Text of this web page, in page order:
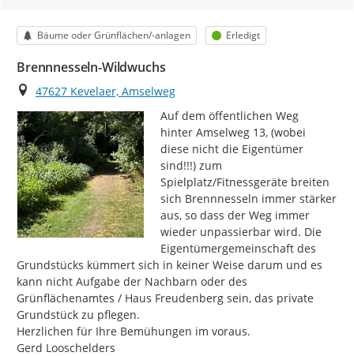
Kategorie
Bäume oder Grünflächen/-anlagen Status
Erledigt
Brennnesseln-Wildwuchs
Ort
47627 Kevelaer, Amselweg
Auf dem öffentlichen Weg
hinter Amselweg 13, (wobei
diese nicht die Eigentümer
sind!!!) zum
Spielplatz/Fitnessgeräte breiten
sich Brennnesseln immer stärker
aus, so dass der Weg immer
wieder unpassierbar wird. Die
Eigentümergemeinschaft des
Grundstücks kümmert sich in keiner Weise darum und es
kann nicht Aufgabe der Nachbarn oder des
Grünflächenamtes / Haus Freudenberg sein, das private
Grundstück zu pflegen.
Herzlichen für Ihre Bemühungen im voraus.
Gerd Looschelders